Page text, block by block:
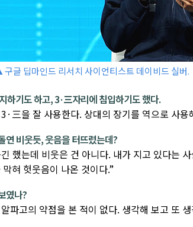
글 딥마인드 리서치 사이언티스트 데이비드 실버.
하기도 하고, 3·三자리에 침입하기도 했다.
三을 잘 사용한다. 상대의 장기를 역으로 사
연 비웃듯, 웃음을 터뜨렸는데?
했는데 비웃은 건 아니다. 내가 지고 있다는
혀 헛웃음이 나온 것이다.”
였나?
파고의 약점을 본 적이 없다. 생각해 보고 또